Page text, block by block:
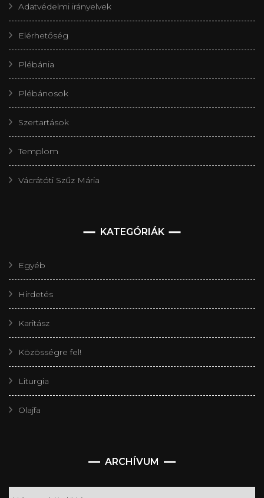
Adatvédelmi irányelvek
Elérhetőség
Plébánia
Plébánosok
Szertartások
Templom
Vácrátóti Szűz Mária
KATEGÓRIÁK
Egyéb
Hirdetés
Karitász
Közösségre fel!
Liturgia
Olajfa
ARCHÍVUM
Archívum